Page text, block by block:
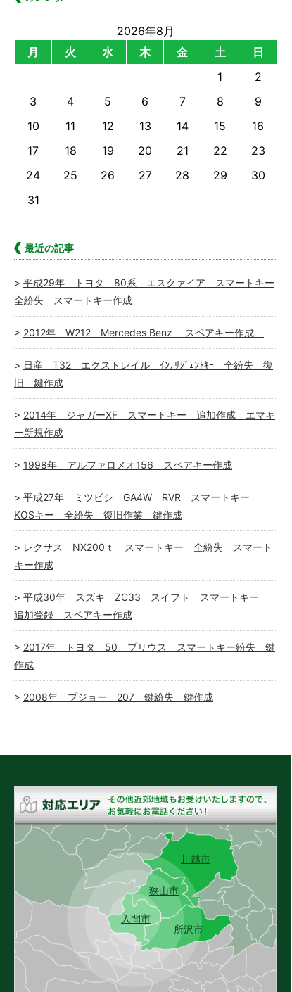
2026年8月
月
火 水 木 金 土
日
1
2
3
4 5 6 7 8
9
10
11 12 13 14 15
16
17
18 19 20 21 22
23
24
25 26 27 28 29
30
31
最近の記事
平成29年 トヨタ 80系 エスクァイア スマートキー
全紛失 スマートキー作成
2012年 W212 Mercedes Benz スペアキー作成
日産 T32 エクストレイル ｲﾝﾃﾘｼﾞｪﾝﾄｷｰ 全紛失 復
旧 鍵作成
2014年 ジャガーXF スマートキー 追加作成 エマキ
ー新規作成
1998年 アルファロメオ156 スペアキー作成
平成27年 ミツビシ GA4W RVR スマートキー
KOSキー 全紛失 復旧作業 鍵作成
レクサス NX200ｔ スマートキー 全紛失 スマート
キー作成
平成30年 スズキ ZC33 スイフト スマートキー
追加登録 スペアキー作成
2017年 トヨタ 50 プリウス スマートキー紛失 鍵
作成
2008年 プジョー 207 鍵紛失 鍵作成
入間市
狭山市
所沢市
川越市